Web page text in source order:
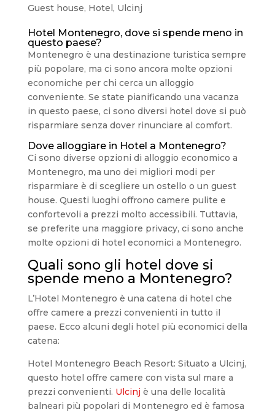
Guest house, Hotel, Ulcinj
Hotel Montenegro, dove si spende meno in
questo paese?
Montenegro è una destinazione turistica sempre
più popolare, ma ci sono ancora molte opzioni
economiche per chi cerca un alloggio
conveniente. Se state pianificando una vacanza
in questo paese, ci sono diversi hotel dove si può
risparmiare senza dover rinunciare al comfort.
Dove alloggiare in Hotel a Montenegro?
Ci sono diverse opzioni di alloggio economico a
Montenegro, ma uno dei migliori modi per
risparmiare è di scegliere un ostello o un guest
house. Questi luoghi offrono camere pulite e
confortevoli a prezzi molto accessibili. Tuttavia,
se preferite una maggiore privacy, ci sono anche
molte opzioni di hotel economici a Montenegro.
Quali sono gli hotel dove si
spende meno a Montenegro?
L’Hotel Montenegro è una catena di hotel che
offre camere a prezzi convenienti in tutto il
paese. Ecco alcuni degli hotel più economici della
catena:
Hotel Montenegro Beach Resort: Situato a Ulcinj,
questo hotel offre camere con vista sul mare a
prezzi convenienti. Ulcinj è una delle località
balneari più popolari di Montenegro ed è famosa